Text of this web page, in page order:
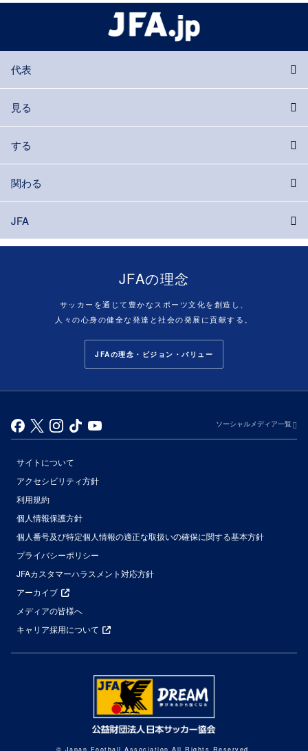
代表
見る
する
関わる
JFA
JFAの理念
サッカーを通じて豊かなスポーツ文化を創造し、
人々の心身の健全な発達と社会の発展に貢献する。
JFAの理念・ビジョン・バリュー
ソーシャルメディア一覧
サイトについて
アクセシビリティ方針
利用規約
個人情報保護方針
個人番号及び特定個人情報の適正な取扱いの確保に関する基本方針
プライバシーポリシー
JFAカスタマーハラスメント対応方針
アーカイブ
メディアの皆様へ
キャリア採用について